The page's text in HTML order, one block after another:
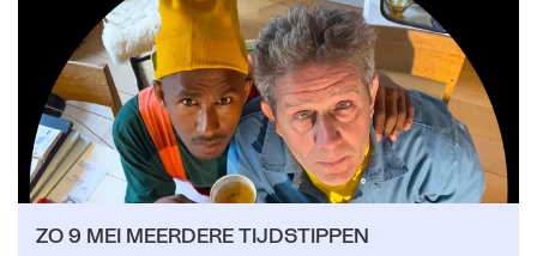
ZO 9 MEI MEERDERE TIJDSTIPPEN